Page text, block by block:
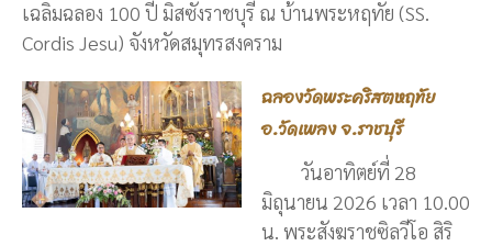
เฉลิมฉลอง 100 ปี มิสซังราชบุรี ณ บ้านพระหฤทัย (SS.
Cordis Jesu) จังหวัดสมุทรสงคราม
ฉลองวัดพระคริสตหฤทัย
อ.วัดเพลง จ.ราชบุรี
วันอาทิตย์ที่ 28
มิถุนายน 2026 เวลา 10.00
น. พระสังฆราชซิลวีโอ สิริ